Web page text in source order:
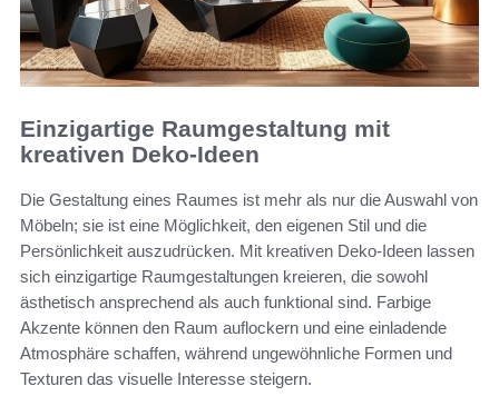
Einzigartige Raumgestaltung mit
kreativen Deko-Ideen
Die Gestaltung eines Raumes ist mehr als nur die Auswahl von
Möbeln; sie ist eine Möglichkeit, den eigenen Stil und die
Persönlichkeit auszudrücken. Mit kreativen Deko-Ideen lassen
sich einzigartige Raumgestaltungen kreieren, die sowohl
ästhetisch ansprechend als auch funktional sind. Farbige
Akzente können den Raum auflockern und eine einladende
Atmosphäre schaffen, während ungewöhnliche Formen und
Texturen das visuelle Interesse steigern.